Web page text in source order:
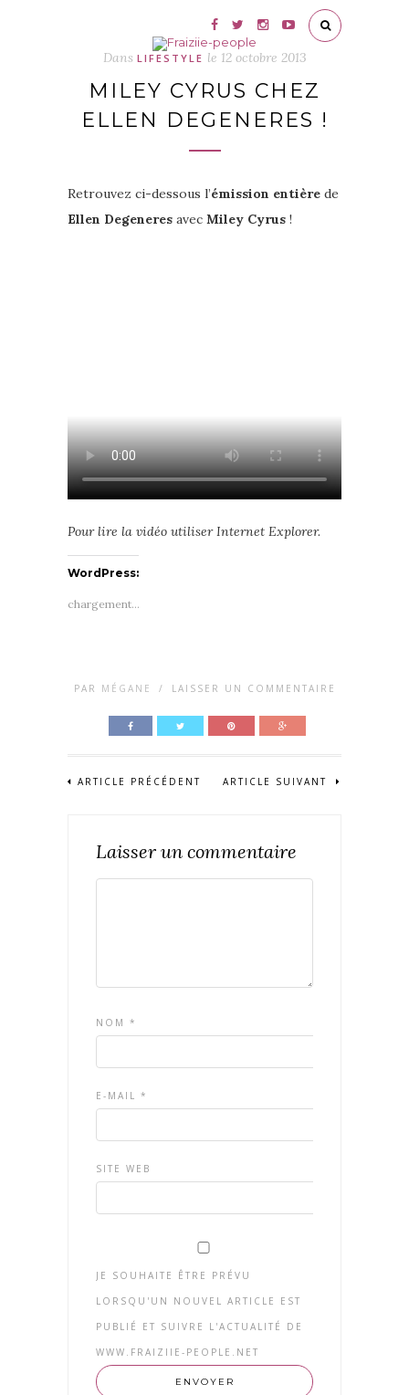
Dans LIFESTYLE le 12 octobre 2013
MILEY CYRUS CHEZ
ELLEN DEGENERES !
Retrouvez ci-dessous l’émission entière de
Ellen Degeneres avec Miley Cyrus !
Pour lire la vidéo utiliser Internet Explorer.
WordPress:
chargement…
PAR MÉGANE / LAISSER UN COMMENTAIRE
ARTICLE PRÉCÉDENT ARTICLE SUIVANT
Laisser un commentaire
NOM *
E-MAIL *
SITE WEB
JE SOUHAITE ÊTRE PRÉVU
LORSQU'UN NOUVEL ARTICLE EST
PUBLIÉ ET SUIVRE L'ACTUALITÉ DE
WWW.FRAIZIIE-PEOPLE.NET